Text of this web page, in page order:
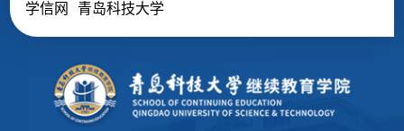
学信网
青岛科技大学